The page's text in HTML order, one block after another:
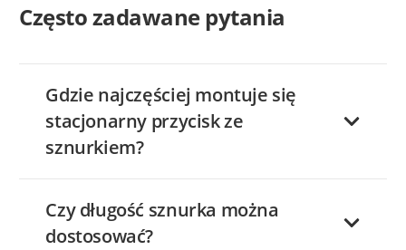
Często zadawane pytania
Gdzie najczęściej montuje się
stacjonarny przycisk ze
sznurkiem?
Czy długość sznurka można
dostosować?